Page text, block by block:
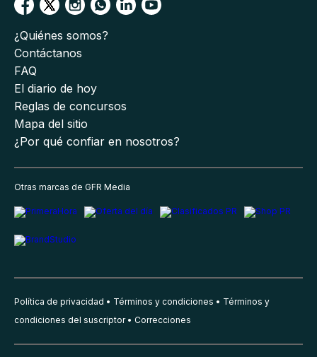
¿Quiénes somos?
Contáctanos
FAQ
El diario de hoy
Reglas de concursos
Mapa del sitio
¿Por qué confiar en nosotros?
Otras marcas de GFR Media
Política de privacidad Términos y condiciones
Términos y
condiciones del suscriptor
Correcciones